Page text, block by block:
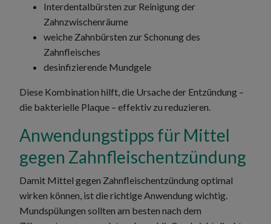
Interdentalbürsten zur Reinigung der
Zahnzwischenräume
weiche Zahnbürsten zur Schonung des
Zahnfleisches
desinfizierende Mundgele
Diese Kombination hilft, die Ursache der Entzündung –
die bakterielle Plaque – effektiv zu reduzieren.
Anwendungstipps für Mittel
gegen Zahnfleischentzündung
Damit Mittel gegen Zahnfleischentzündung optimal
wirken können, ist die richtige Anwendung wichtig.
Mundspülungen sollten am besten nach dem